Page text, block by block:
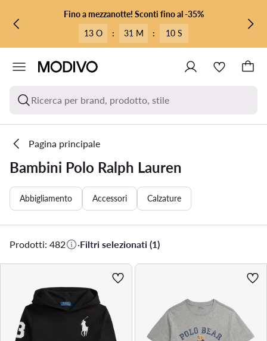
VAI AL CONTENUTO PRINCIPALE
VAI ALLA RICERCAFino a mezzanotte! Sconti fino al -35%
13 O
: 31 M : 08 S
Ricerca per brand, prodotto, stile
Pagina principale
Bambini Polo Ralph Lauren
Abbigliamento Accessori Calzature
Prodotti: 482 ·Filtri selezionati (1)